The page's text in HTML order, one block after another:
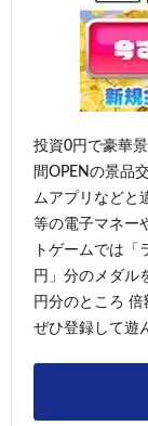
投資0円で豪華
間OPENの景品
ムアプリなどと
等の電子マネー
トゲームでは
円」分のメダル
円分のところ
ぜひ登録して遊